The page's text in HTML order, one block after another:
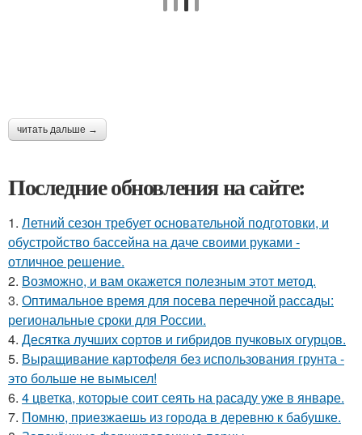
читать дальше →
Последние обновления на сайте:
1. Летний сезон требует основательной подготовки, и
обустройство бассейна на даче своими руками -
отличное решение.
2. Возможно, и вам окажется полезным этот метод.
3. Оптимальное время для посева перечной рассады:
региональные сроки для России.
4. Десятка лучших сортов и гибридов пучковых огурцов.
5. Выращивание картофеля без использования грунта -
это больше не вымысел!
6. 4 цветка, которые соит сеять на расаду уже в январе.
7. Помню, приезжаешь из города в деревню к бабушке.